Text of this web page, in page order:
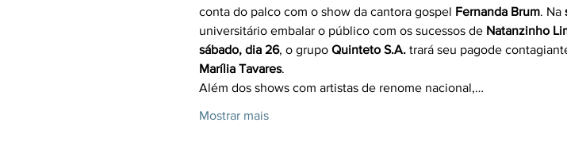
conta do palco com o show da cantora gospel Fernanda Brum. Na
universitário embalar o público com os sucessos de Natanzinho
sábado, dia 26, o grupo Quinteto S.A. trará seu pagode
Marília Tavares.
Além dos shows com artistas de renome nacional,…
Mostrar mais